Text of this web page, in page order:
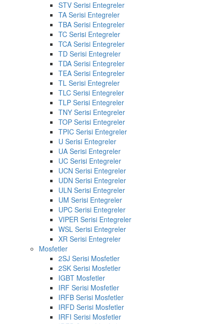
STV Serisi Entegreler
TA Serisi Entegreler
TBA Serisi Entegreler
TC Serisi Entegreler
TCA Serisi Entegreler
TD Serisi Entegreler
TDA Serisi Entegreler
TEA Serisi Entegreler
TL Serisi Entegreler
TLC Serisi Entegreler
TLP Serisi Entegreler
TNY Serisi Entegreler
TOP Serisi Entegreler
TPIC Serisi Entegreler
U Serisi Entegreler
UA Serisi Entegreler
UC Serisi Entegreler
UCN Serisi Entegreler
UDN Serisi Entegreler
ULN Serisi Entegreler
UM Serisi Entegreler
UPC Serisi Entegreler
VIPER Serisi Entegreler
WSL Serisi Entegreler
XR Serisi Entegreler
Mosfetler
2SJ Serisi Mosfetler
2SK Serisi Mosfetler
IGBT Mosfetler
IRF Serisi Mosfetler
IRFB Serisi Mosfetler
IRFD Serisi Mosfetler
IRFI Serisi Mosfetler